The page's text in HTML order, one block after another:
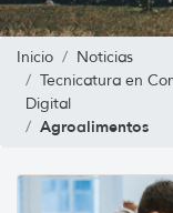
Inicio
Noticias
Tecnicatura en
Digital
Agroalimentos